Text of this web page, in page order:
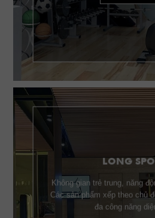
LONG
Không gian trẻ trung, năng
Các sản phẩm xếp theo chủ
đa công năng